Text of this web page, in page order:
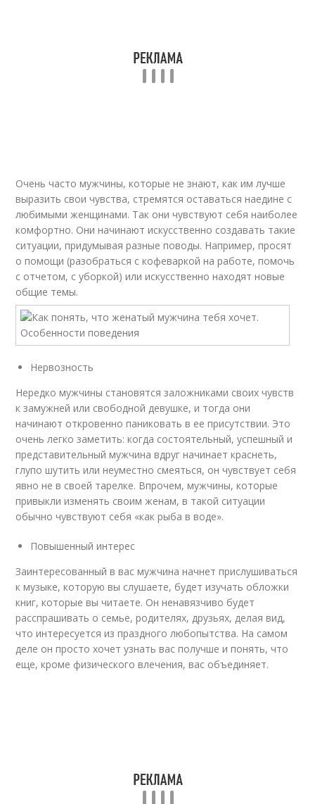
Очень часто мужчины, которые не знают, как им лучше
выразить свои чувства, стремятся оставаться наедине с
любимыми женщинами. Так они чувствуют себя наиболее
комфортно. Они начинают искусственно создавать такие
ситуации, придумывая разные поводы. Например, просят
о помощи (разобраться с кофеваркой на работе, помочь
с отчетом, с уборкой) или искусственно находят новые
общие темы.
Нервозность
Нередко мужчины становятся заложниками своих чувств
к замужней или свободной девушке, и тогда они
начинают откровенно паниковать в ее присутствии. Это
очень легко заметить: когда состоятельный, успешный и
представительный мужчина вдруг начинает краснеть,
глупо шутить или неуместно смеяться, он чувствует себя
явно не в своей тарелке. Впрочем, мужчины, которые
привыкли изменять своим женам, в такой ситуации
обычно чувствуют себя «как рыба в воде».
Повышенный интерес
Заинтересованный в вас мужчина начнет прислушиваться
к музыке, которую вы слушаете, будет изучать обложки
книг, которые вы читаете. Он ненавязчиво будет
расспрашивать о семье, родителях, друзьях, делая вид,
что интересуется из праздного любопытства. На самом
деле он просто хочет узнать вас получше и понять, что
еще, кроме физического влечения, вас объединяет.